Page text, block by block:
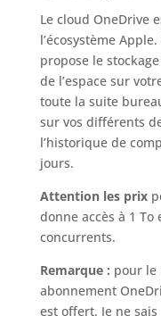
Le cloud OneDrive
l’écosystème
propose le
de l’espace sur
toute la suite
sur vos différents
l’historique de
jours.
Attention les prix
donne accès à 1 To
concurrents.
Remarque : pour le
abonnement
est offert. Je ne